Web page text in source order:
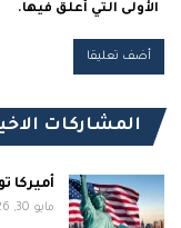
الأولى التي أعلق فيها.
المشاركات
أميركا
مايو 30, 2026